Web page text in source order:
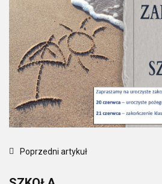
Poprzedni artykuł